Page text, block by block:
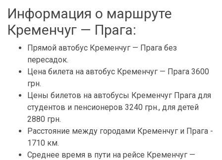
Информация о маршруте
Кременчуг — Прага:
Прямой автобус Кременчуг — Прага без
пересадок.
Цена билета на автобус Кременчуг — Прага 3600
грн.
Цены билетов на автобусы Кременчуг Прага для
студентов и пенсионеров 3240 грн., для детей
2880 грн.
Расстояние между городами Кременчуг и Прага -
1710 км.
Среднее время в пути на рейсе Кременчуг —